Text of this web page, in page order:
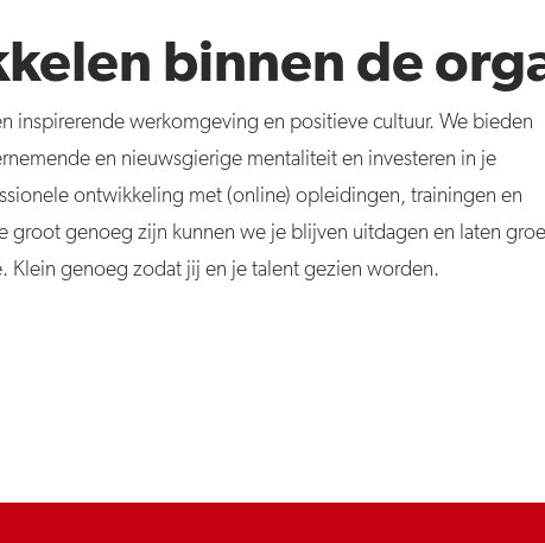
binnen de
inspirerende werkomgeving en positieve cultuur. We bieden
en nieuwsgierige mentaliteit en investeren in je
ontwikkeling met (online) opleidingen, trainingen en
groot genoeg zijn kunnen we je blijven uitdagen en laten
Klein genoeg zodat jij en je talent gezien worden.